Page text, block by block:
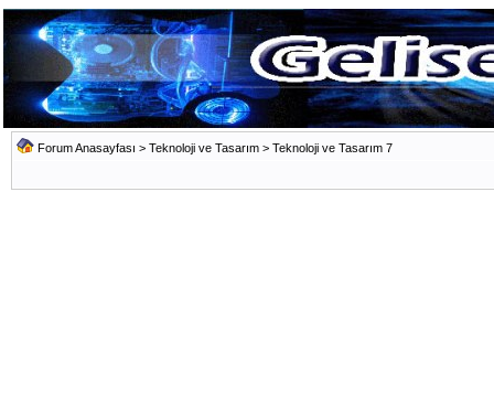
Forum Anasayfası > Teknoloji ve Tasarım > Teknoloji ve Tasarım 7